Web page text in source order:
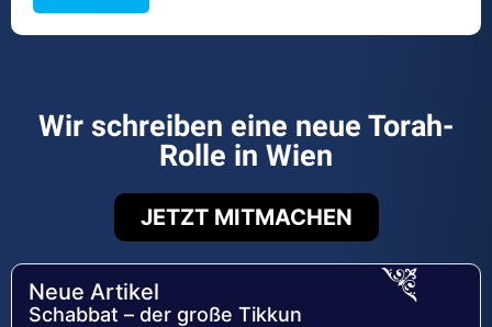
Wir schreiben eine neue Torah-
Rolle in Wien
JETZT MITMACHEN
Neue Artikel
Schabbat – der große Tikkun